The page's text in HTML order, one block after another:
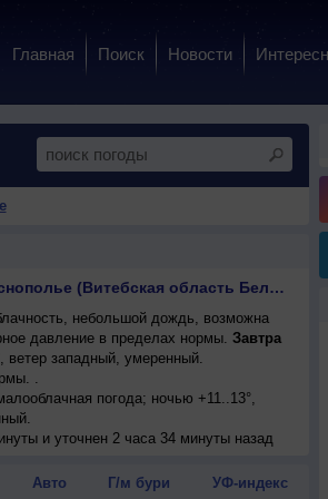
Главная Поиск Новости
Прогноз погоды на 10 дней в Краснополье (Витебская область Беларусь)
небольшой дождь, возможна
давление в пределах нормы. Завтра
ветер западный, умеренный.
.
погода; ночью +11..13°,
погода; ночью +10..12°, днем
+12..14°, днем +24..26°, ветер юго-
и уточнен 2 часа 34 минуты назад
Авто Г/м бури УФ-индекс